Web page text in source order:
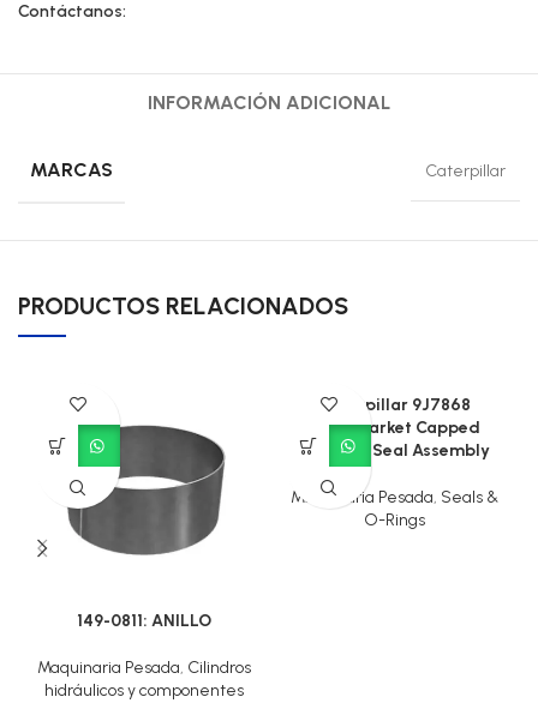
Contáctanos:
INFORMACIÓN ADICIONAL
MARCAS Caterpillar
PRODUCTOS RELACIONADOS
149-0811: ANILLO
Maquinaria Pesada, Cilindros
hidráulicos y componentes
Caterpillar 9J7868
Aftermarket Capped
Piston T-Seal Assembly
Maquinaria Pesada, Seals &
O-Rings